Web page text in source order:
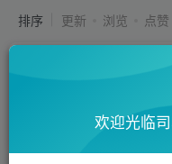
排序 更新 浏览 点赞
欢迎光临